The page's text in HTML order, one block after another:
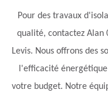
Pour des travaux
qualité, contactez Alan
Levis. Nous offrons des
l'efficacité
votre budget. Notre